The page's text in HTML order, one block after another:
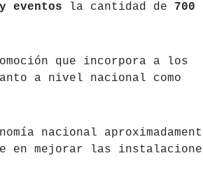
eventos la cantidad de 700
que incorpora a los
a nivel nacional como
nacional
en mejorar las